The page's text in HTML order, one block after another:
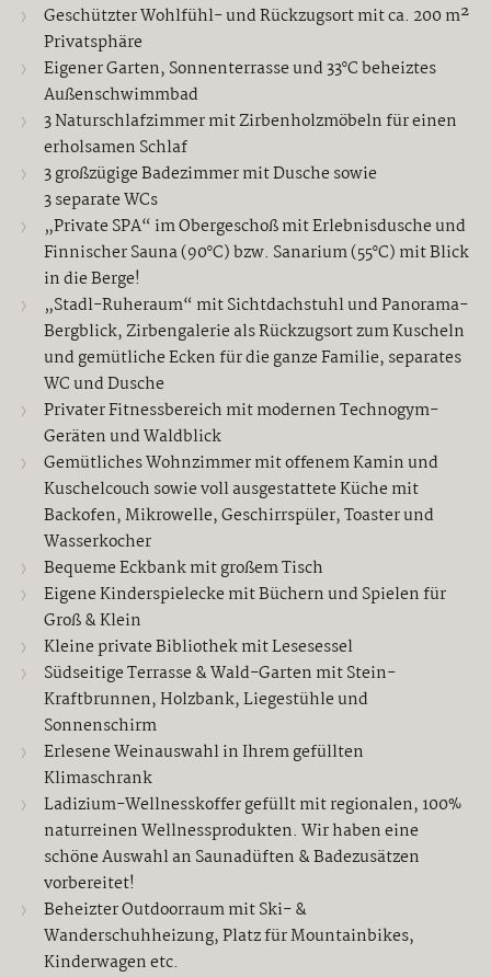
Geschützter Wohlfühl- und Rückzugsort mit ca. 200 m²
Privatsphäre
Eigener Garten, Sonnenterrasse und 33°C beheiztes
Außenschwimmbad
3 Naturschlafzimmer mit Zirbenholzmöbeln für einen
erholsamen Schlaf
3 großzügige Badezimmer mit Dusche sowie
3 separate WCs
„Private SPA“ im Obergeschoß mit Erlebnisdusche und
Finnischer Sauna (90°C) bzw. Sanarium (55°C) mit Blick
in die Berge!
„Stadl-Ruheraum“ mit Sichtdachstuhl und Panorama-
Bergblick, Zirbengalerie als Rückzugsort zum Kuscheln
und gemütliche Ecken für die ganze Familie, separates
WC und Dusche
Privater Fitnessbereich mit modernen Technogym-
Geräten und Waldblick
Gemütliches Wohnzimmer mit offenem Kamin und
Kuschelcouch sowie voll ausgestattete Küche mit
Backofen, Mikrowelle, Geschirrspüler, Toaster und
Wasserkocher
Bequeme Eckbank mit großem Tisch
Eigene Kinderspielecke mit Büchern und Spielen für
Groß & Klein
Kleine private Bibliothek mit Lesesessel
Südseitige Terrasse & Wald-Garten mit Stein-
Kraftbrunnen, Holzbank, Liegestühle und
Sonnenschirm
Erlesene Weinauswahl in Ihrem gefüllten
Klimaschrank
Ladizium-Wellnesskoffer gefüllt mit regionalen, 100%
naturreinen Wellnessprodukten. Wir haben eine
schöne Auswahl an Saunadüften & Badezusätzen
vorbereitet!
Beheizter Outdoorraum mit Ski- &
Wanderschuhheizung, Platz für Mountainbikes,
Kinderwagen etc.